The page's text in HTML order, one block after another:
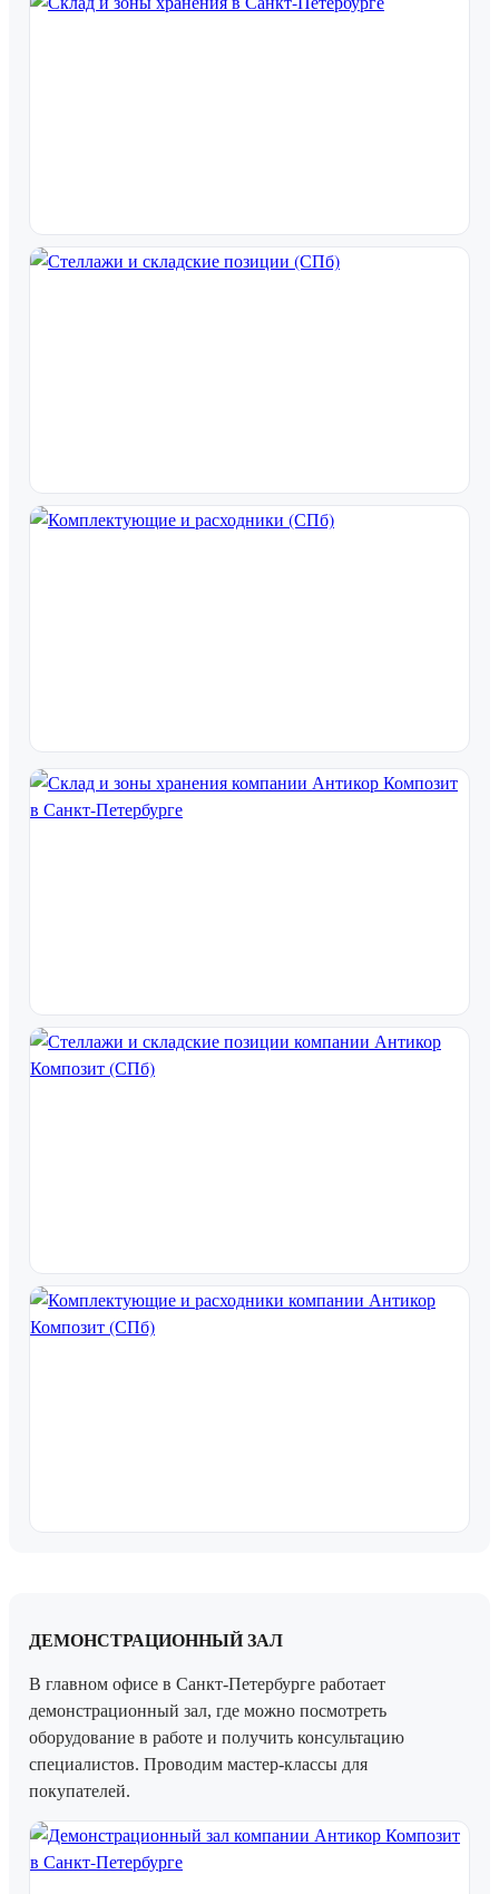
ДЕМОНСТРАЦИОННЫЙ ЗАЛ
В главном офисе в Санкт-Петербурге работает
демонстрационный зал, где можно посмотреть
оборудование в работе и получить консультацию
специалистов. Проводим мастер-классы для
покупателей.